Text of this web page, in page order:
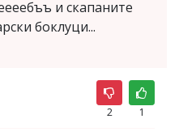
и скапаните
боклуци...
2 1